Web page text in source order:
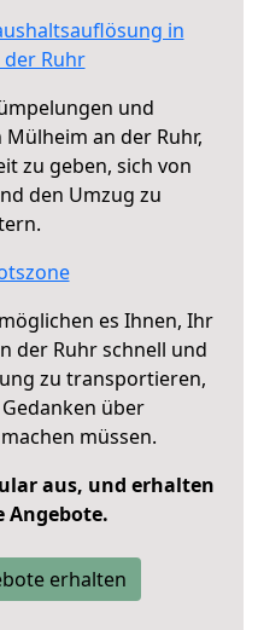
in
Ruhr
und
an der Ruhr,
zu geben, sich von
den Umzug zu
es Ihnen, Ihr
der Ruhr schnell und
zu transportieren,
über
müssen.
aus, und erhalten
Angebote.
erhalten